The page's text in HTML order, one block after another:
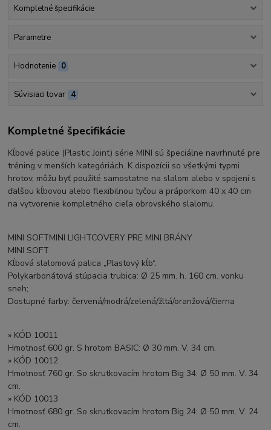
Kompletné špecifikácie
Parametre
Hodnotenie 0
Súvisiaci tovar 4
Kompletné špecifikácie
Kĺbové palice (Plastic Joint) série MINI sú špeciálne navrhnuté pre
tréning v menších kategóriách. K dispozícii so všetkými typmi
hrotov, môžu byť použité samostatne na slalom alebo v spojení s
ďalšou kĺbovou alebo flexibilnou tyčou a práporkom 40 x 40 cm
na vytvorenie kompletného cieľa obrovského slalomu.
MINI SOFTMINI LIGHTCOVERY PRE MINI BRÁNY
MINI SOFT
Kĺbová slalomová palica „Plastový kĺb“.
Polykarbonátová stúpacia trubica: Ø 25 mm. h. 160 cm. vonku
sneh;
Dostupné farby: červená/modrá/zelená/žltá/oranžová/čierna
» KÓD 10011
Hmotnosť 600 gr. S hrotom BASIC: Ø 30 mm. V. 34 cm.
» KÓD 10012
Hmotnosť 760 gr. So skrutkovacím hrotom Big 34: Ø 50 mm. V. 34
cm.
» KÓD 10013
Hmotnosť 680 gr. So skrutkovacím hrotom Big 24: Ø 50 mm. V. 24
cm.